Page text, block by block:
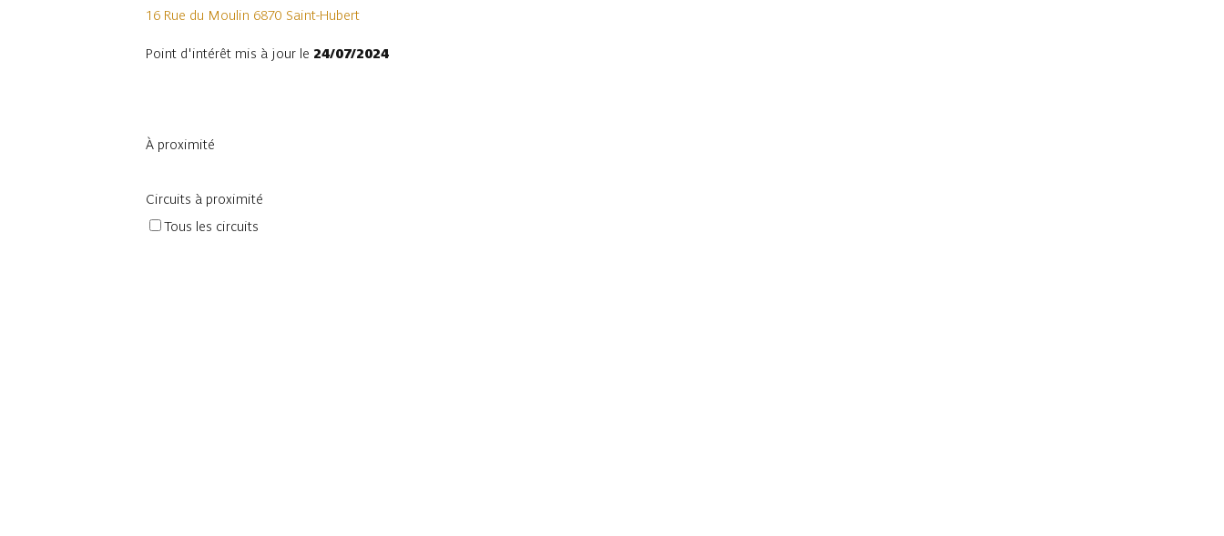
16 Rue du Moulin 6870 Saint-Hubert
Point d'intérêt mis à jour le 24/07/2024
À proximité
Circuits à proximité
Tous les circuits